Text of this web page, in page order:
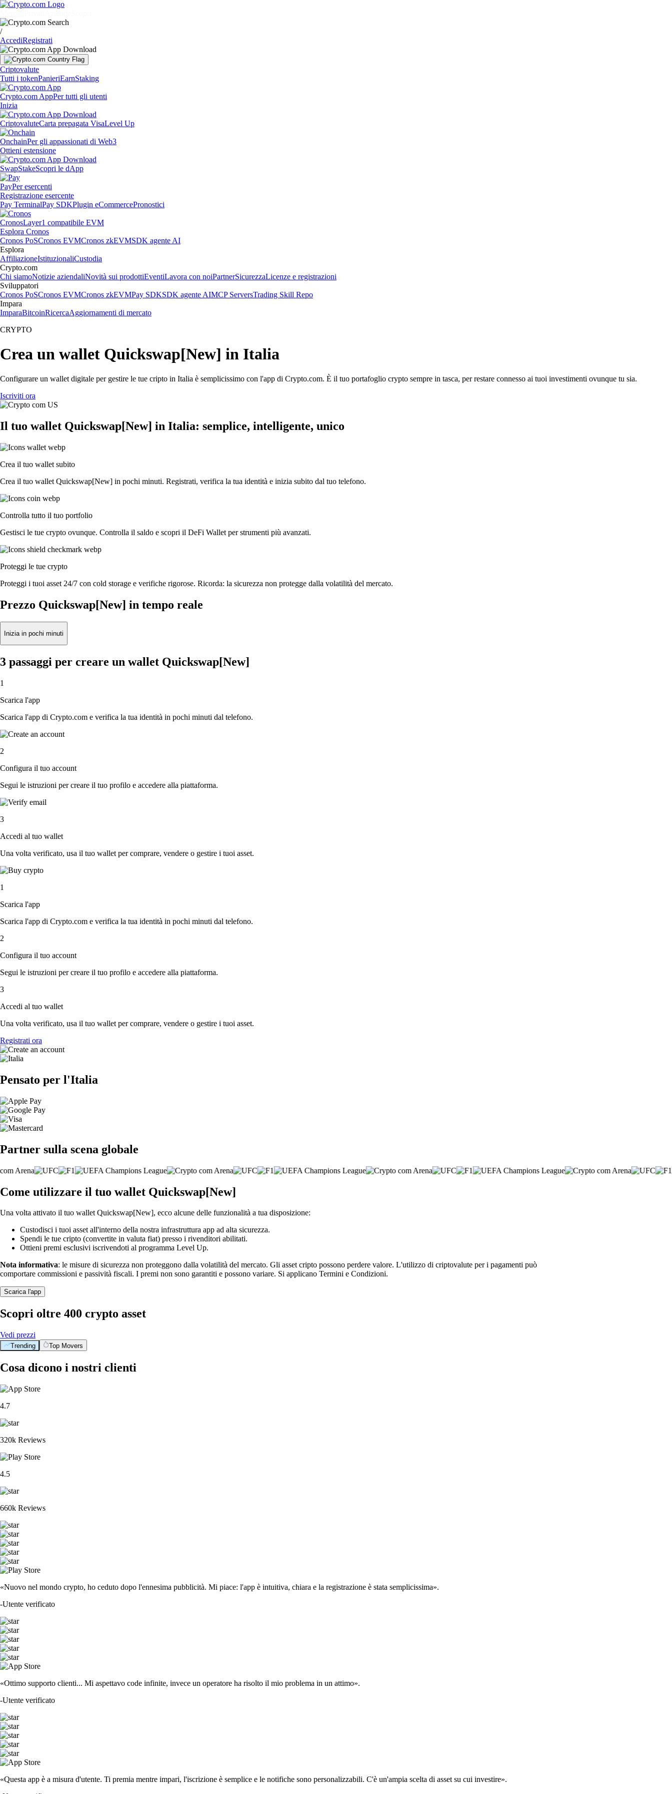
/
AccediRegistrati
Criptovalute
Tutti i tokenPanieriEarnStaking
Crypto.com AppPer tutti gli utenti
Inizia
CriptovaluteCarta prepagata VisaLevel Up
OnchainPer gli appassionati di Web3
Ottieni estensione
SwapStakeScopri le dApp
PayPer esercenti
Registrazione esercente
Pay TerminalPay SDKPlugin eCommercePronostici
CronosLayer1 compatibile EVM
Esplora Cronos
Cronos PoSCronos EVMCronos zkEVMSDK agente AI
Esplora
AffiliazioneIstituzionaliCustodia
Crypto.com
Chi siamoNotizie aziendaliNovità sui prodottiEventiLavora con noiPartnerSicurezzaLicenze e registrazioni
Sviluppatori
Cronos PoSCronos EVMCronos zkEVMPay SDKSDK agente AIMCP ServersTrading Skill Repo
Impara
ImparaBitcoinRicercaAggiornamenti di mercato
CRYPTO
Crea un wallet Quickswap[New] in Italia
Configurare un wallet digitale per gestire le tue cripto in Italia è semplicissimo con l'app di Crypto.com. È il tuo portafoglio crypto sempre in tasca, per restare connesso ai tuoi investimenti ovunque tu sia.
Iscriviti ora
Il tuo wallet Quickswap[New] in Italia: semplice, intelligente, unico
Crea il tuo wallet subito
Crea il tuo wallet Quickswap[New] in pochi minuti. Registrati, verifica la tua identità e inizia subito dal tuo telefono.
Controlla tutto il tuo portfolio
Gestisci le tue crypto ovunque. Controlla il saldo e scopri il DeFi Wallet per strumenti più avanzati.
Proteggi le tue crypto
Proteggi i tuoi asset 24/7 con cold storage e verifiche rigorose. Ricorda: la sicurezza non protegge dalla volatilità del mercato.
Prezzo Quickswap[New] in tempo reale
Inizia in pochi minuti
3 passaggi per creare un wallet Quickswap[New]
1
Scarica l'app
Scarica l'app di Crypto.com e verifica la tua identità in pochi minuti dal telefono.
2
Configura il tuo account
Segui le istruzioni per creare il tuo profilo e accedere alla piattaforma.
3
Accedi al tuo wallet
Una volta verificato, usa il tuo wallet per comprare, vendere o gestire i tuoi asset.
1
Scarica l'app
Scarica l'app di Crypto.com e verifica la tua identità in pochi minuti dal telefono.
2
Configura il tuo account
Segui le istruzioni per creare il tuo profilo e accedere alla piattaforma.
3
Accedi al tuo wallet
Una volta verificato, usa il tuo wallet per comprare, vendere o gestire i tuoi asset.
Registrati ora
Pensato per l'Italia
Partner sulla scena globale
Come utilizzare il tuo wallet Quickswap[New]
Una volta attivato il tuo wallet Quickswap[New], ecco alcune delle funzionalità a tua disposizione:
Custodisci i tuoi asset all'interno della nostra infrastruttura app ad alta sicurezza.
Spendi le tue cripto (convertite in valuta fiat) presso i rivenditori abilitati.
Ottieni premi esclusivi iscrivendoti al programma Level Up.
Nota informativa: le misure di sicurezza non proteggono dalla volatilità del mercato. Gli asset cripto possono perdere valore. L'utilizzo di criptovalute per i pagamenti può
comportare commissioni e passività fiscali. I premi non sono garantiti e possono variare. Si applicano Termini e Condizioni.
Scarica l'app
Scopri oltre 400 crypto asset
Vedi prezzi
Trending Top Movers
Cosa dicono i nostri clienti
4.7
320k Reviews
4.5
660k Reviews
«Nuovo nel mondo crypto, ho ceduto dopo l'ennesima pubblicità. Mi piace: l'app è intuitiva, chiara e la registrazione è stata semplicissima».
-Utente verificato
«Ottimo supporto clienti... Mi aspettavo code infinite, invece un operatore ha risolto il mio problema in un attimo».
-Utente verificato
«Questa app è a misura d'utente. Ti premia mentre impari, l'iscrizione è semplice e le notifiche sono personalizzabili. C'è un'ampia scelta di asset su cui investire».